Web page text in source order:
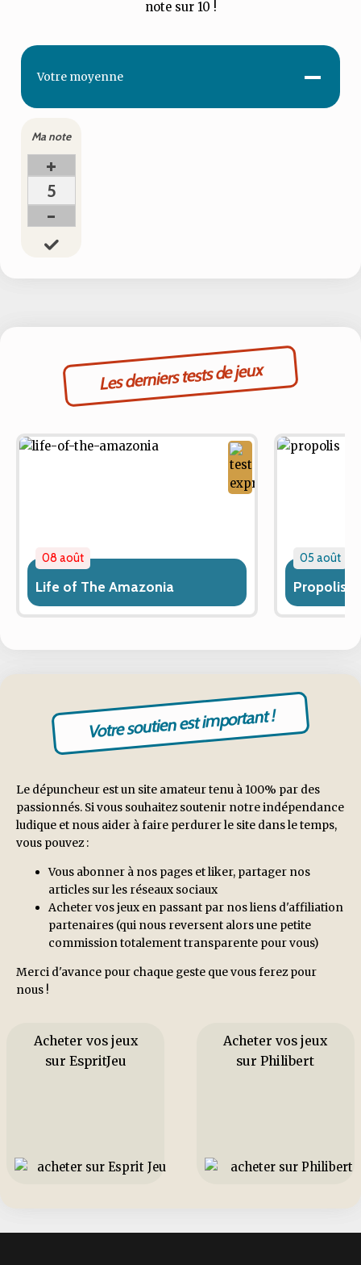
note sur 10 !
Votre moyenne -
Ma note
+
5
-
Les derniers tests de jeux
08 août
Life of The Amazonia
05 août
Propolis
Votre soutien est important !
Le dépuncheur est un site amateur tenu à 100% par des
passionnés. Si vous souhaitez soutenir notre indépendance
ludique et nous aider à faire perdurer le site dans le temps,
vous pouvez :
Vous abonner à nos pages et liker, partager nos
articles sur les réseaux sociaux
Acheter vos jeux en passant par nos liens d'affiliation
partenaires (qui nous reversent alors une petite
commission totalement transparente pour vous)
Merci d'avance pour chaque geste que vous ferez pour
nous !
Acheter vos jeux
sur EspritJeu
Acheter vos jeux
sur Philibert